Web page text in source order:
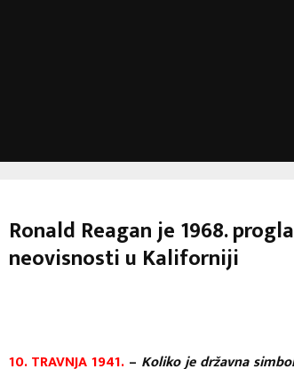
Ronald Reagan je 1968.
neovisnosti u Kaliforniji
10. TRAVNJA 1941. – Koliko je državna